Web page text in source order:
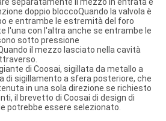
doppio bloccoQuando la valvola è
e entrambe le estremità del foro
l'una con l'altra anche se entrambe le
sotto pressione
il mezzo lasciato nella cavità
di Coosai, sigillata da metallo a
di sigillamento a sfera posteriore, che
in una sola direzione.se richiesto
il brevetto di Coosai di design di
potrebbe essere selezionato.